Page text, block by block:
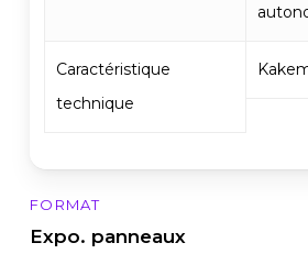
Caractéristique
technique
FORMAT
Expo. panneaux